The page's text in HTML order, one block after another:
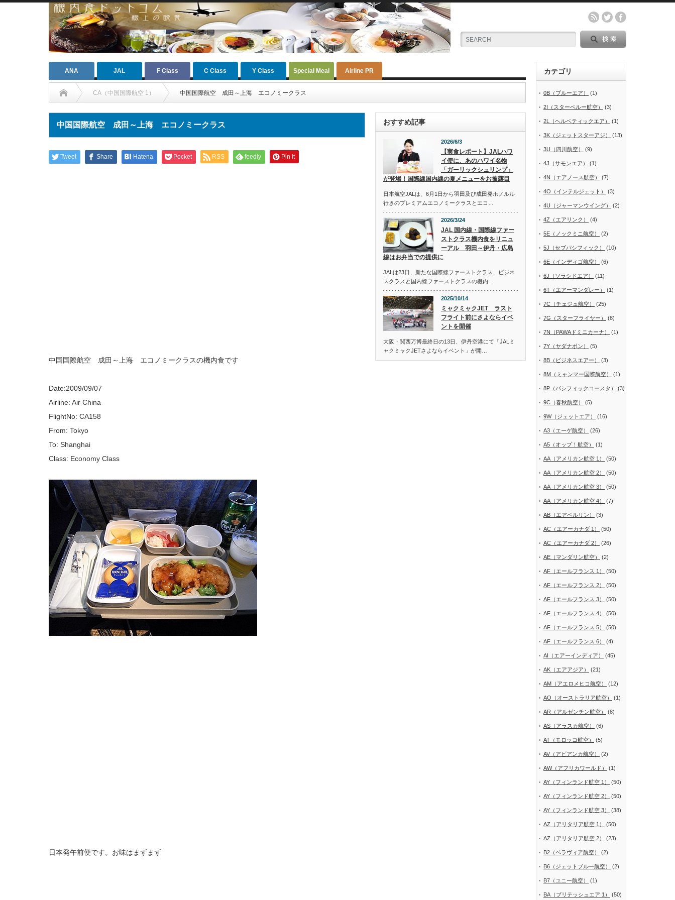
ANA JAL F Class C Class Y Class Special Meal Airline PR
CA（中国国際航空 1） 中国国際航空 成田～上海 エコノミークラス
中国国際航空 成田～上海 エコノミークラス
Tweet Share Hatena Pocket RSS feedly Pin it
中国国際航空 成田～上海 エコノミークラスの機内食です
Date:2009/09/07
Airline: Air China
FlightNo: CA158
From: Tokyo
To: Shanghai
Class: Economy Class
日本発午前便です。お味はまずまず
おすすめ記事
2026/6/3
【実食レポート】JALハワ
イ便に、あのハワイ名物
「ガーリックシュリンプ」
が登場！国際線国内線の夏メニューをお披露目
日本航空JALは、6月1日から羽田及び成田発ホノルル
行きのプレミアムエコノミークラスとエコ…
2026/3/24
JAL 国内線・国際線ファー
ストクラス機内食をリニュ
ーアル 羽田～伊丹・広島
線はお弁当での提供に
JALは23日、新たな国際線ファーストクラス、ビジネ
スクラスと国内線ファーストクラスの機内…
2025/10/14
ミャクミャクJET ラスト
フライト前にさよならイベ
ントを開催
大阪・関西万博最終日の13日、伊丹空港にて「JALミ
ャクミャクJETさよならイベント」が開…
カテゴリ
0B（ブルーエア） (1)
2I（スターペルー航空） (3)
2L（ヘルベティックエア） (1)
3K（ジェットスターアジ） (13)
3U（四川航空） (9)
4J（サモンエア） (1)
4N（エアノース航空） (7)
4O（インテルジェット） (3)
4U（ジャーマンウイング） (2)
4Z（エアリンク） (4)
5E（ノックミニ航空） (2)
5J（セブパシフィック） (10)
6E（インディゴ航空） (6)
6J（ソラシドエア） (11)
6T（エアーマンダレー） (1)
7C（チェジュ航空） (25)
7G（スターフライヤー） (8)
7N（PAWAドミニカーナ） (1)
7Y（ヤダナポン） (5)
8B（ビジネスエアー） (3)
8M（ミャンマー国際航空） (1)
8P（パシフィックコースタ） (3)
9C（春秋航空） (5)
9W（ジェットエア） (16)
A3（エーゲ航空） (26)
A5（オップ！航空） (1)
AA（アメリカン航空 1） (50)
AA（アメリカン航空 2） (50)
AA（アメリカン航空 3） (50)
AA（アメリカン航空 4） (7)
AB（エアベルリン） (3)
AC（エアーカナダ 1） (50)
AC（エアーカナダ 2） (26)
AE（マンダリン航空） (2)
AF（エールフランス 1） (50)
AF（エールフランス 2） (50)
AF（エールフランス 3） (50)
AF（エールフランス 4） (50)
AF（エールフランス 5） (50)
AF（エールフランス 6） (4)
AI（エアーインディア） (45)
AK（エアアジア） (21)
AM（アエロメヒコ航空） (12)
AO（オーストラリア航空） (1)
AR（アルゼンチン航空） (8)
AS（アラスカ航空） (6)
AT（モロッコ航空） (5)
AV（アビアンカ航空） (2)
AW（アフリカワールド） (1)
AY（フィンランド航空 1） (50)
AY（フィンランド航空 2） (50)
AY（フィンランド航空 3） (38)
AZ（アリタリア航空 1） (50)
AZ（アリタリア航空 2） (23)
B2（ベラヴィア航空） (2)
B6（ジェットブルー航空） (2)
B7（ユニー航空） (1)
BA（ブリテッシュエア 1） (50)